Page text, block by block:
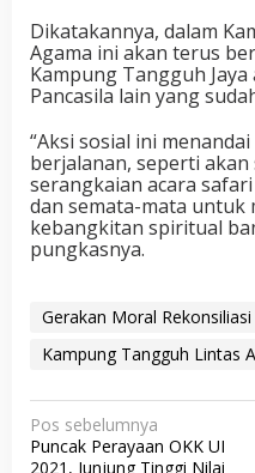
Dikatakannya, dalam
Agama ini akan terus
Kampung Tangguh
Pancasila lain yang
“Aksi sosial ini
berjalanan, seperti
serangkaian acara
dan semata-mata untuk
kebangkitan spiritual
pungkasnya.
Gerakan Moral
Kampung Tangguh Lintas
N
a
Pos sebelumnya
Puncak Perayaan OKK UI
2021, Junjung Tinggi Nilai